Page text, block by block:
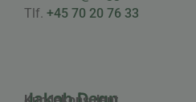
Tlf. +45 70 20 76 33